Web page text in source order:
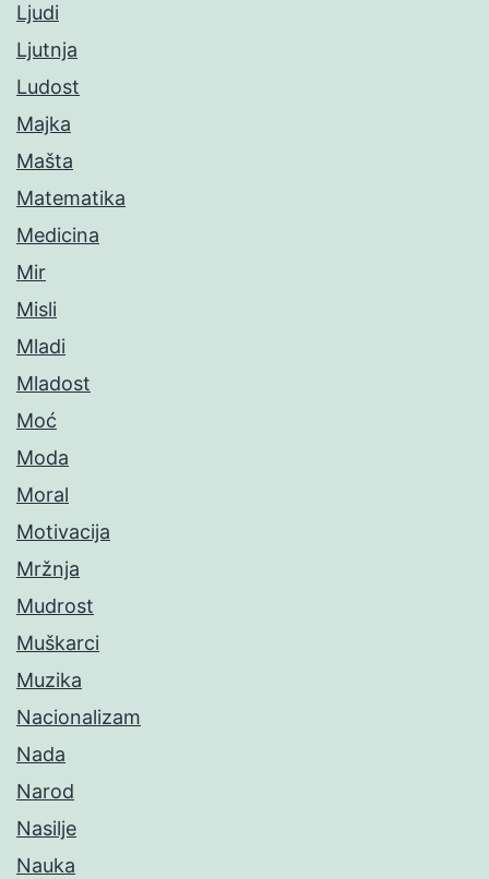
Ljudi
Ljutnja
Ludost
Majka
Mašta
Matematika
Medicina
Mir
Misli
Mladi
Mladost
Moć
Moda
Moral
Motivacija
Mržnja
Mudrost
Muškarci
Muzika
Nacionalizam
Nada
Narod
Nasilje
Nauka